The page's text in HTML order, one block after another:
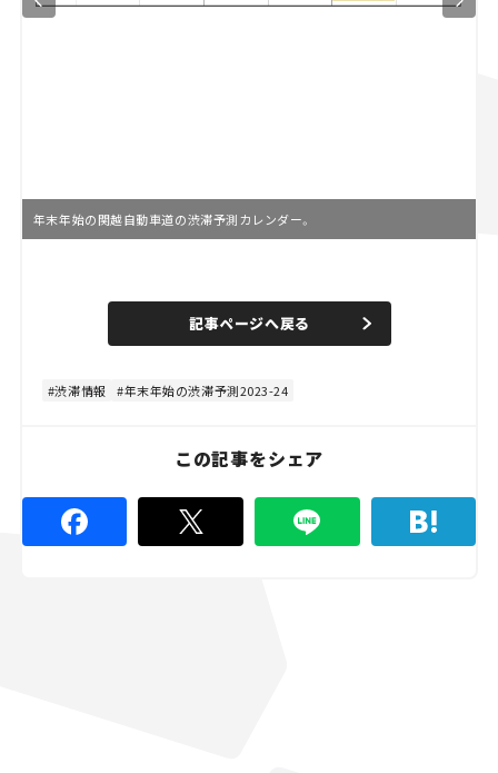
年末年始の関越自動車道の渋滞予測カレンダー。
n
e
d
0
%
記事ページへ戻る
渋滞情報 年末年始の渋滞予測2023-24
この記事をシェア